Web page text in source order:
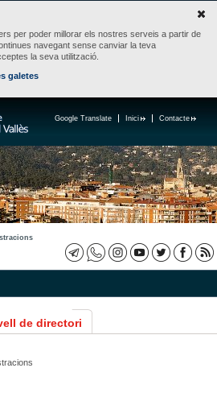
per poder millorar els nostres serveis a partir de
navegant sense canviar la teva
la seva utilització.
galetes
Contacte
Inici
Google Translate
de directori